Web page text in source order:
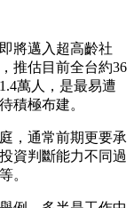
將邁入超高齡社
推估目前全台約36
萬人，是最易遭
積極布建。
，通常前期更要承
資判斷能力不同過
。